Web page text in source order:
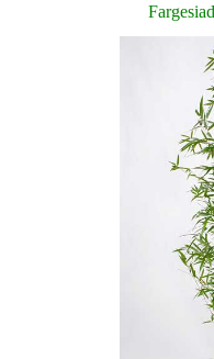
Fargesia